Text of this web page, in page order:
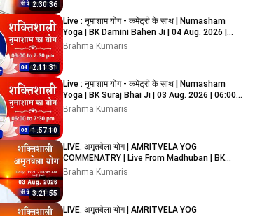
2:30:36
2:11:31
Live : नुमाशाम योग - कमेंट्री के साथ | Numasham
Yoga | BK Damini Bahen Ji | 04 Aug. 2026 |
06:00 PM
Brahma Kumaris
1:57:10
Live : नुमाशाम योग - कमेंट्री के साथ | Numasham
Yoga | BK Suraj Bhai Ji | 03 Aug. 2026 | 06:00
PM
Brahma Kumaris
3:21:55
LIVE: अमृतवेला योग | AMRITVELA YOG
COMMENATRY | Live From Madhuban | BK
Shreya Didi Ji | 03/08/2026
Brahma Kumaris
LIVE: अमृतवेला योग | AMRITVELA YOG